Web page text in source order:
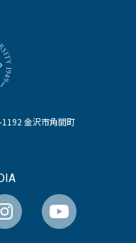
金沢市角間町